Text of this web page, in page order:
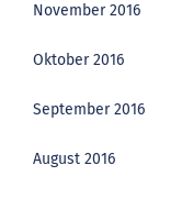
November 2016
Oktober 2016
September 2016
August 2016